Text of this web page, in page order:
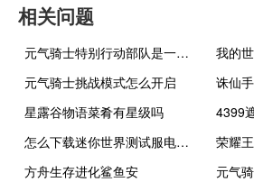
相关问题
元气骑士特别行动部队是一次性的吗
元气骑士挑战模式怎么开启
诛仙
星露谷物语菜肴有星级吗
4399
怎么下载迷你世界测试服电脑版
荣耀
方舟生存进化鲨鱼安